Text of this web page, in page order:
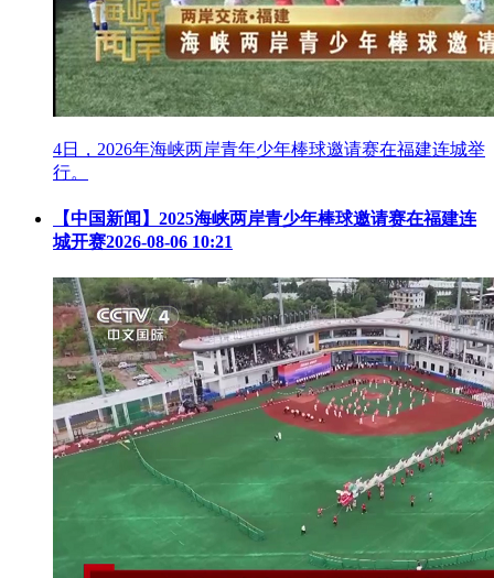
4日，2026年海峡两岸青年少年棒球邀请赛在福建连城举
行。
【中国新闻】2025海峡两岸青少年棒球邀请赛在福建连
城开赛2026-08-06 10:21